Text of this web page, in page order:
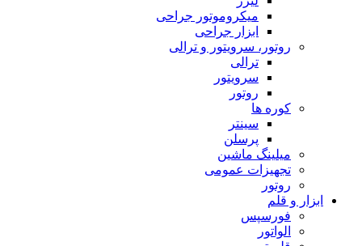
میکروموتور جراحی
ابزار جراحی
روتور، سرویتور و ترالی
ترالی
سرویتور
روتور
کوره ها
سینتر
پرسلن
میلینگ ماشین
تجهیزات عمومی
روتور
ابزار و قلم
فورسپس
الواتور